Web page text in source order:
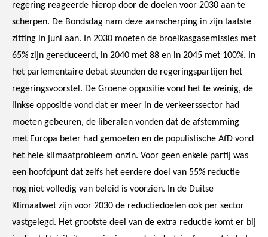
regering reageerde hierop door de doelen voor 2030 aan te
scherpen. De Bondsdag nam deze aanscherping in zijn laatste
zitting in juni aan. In 2030 moeten de broeikasgasemissies met
65% zijn gereduceerd, in 2040 met 88 en in 2045 met 100%. In
het parlementaire debat steunden de regeringspartijen het
regeringsvoorstel. De Groene oppositie vond het te weinig, de
linkse oppositie vond dat er meer in de verkeerssector had
moeten gebeuren, de liberalen vonden dat de afstemming
met Europa beter had gemoeten en de populistische AfD vond
het hele klimaatprobleem onzin. Voor geen enkele partij was
een hoofdpunt dat zelfs het eerdere doel van 55% reductie
nog niet volledig van beleid is voorzien. In de Duitse
Klimaatwet zijn voor 2030 de reductiedoelen ook per sector
vastgelegd. Het grootste deel van de extra reductie komt er bij